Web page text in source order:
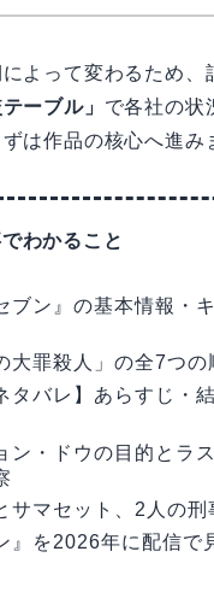
よって変わるため、
ーブル」 で各社の状
は作品の核心へ進み
わかること
ブン』の基本情報・
大罪殺人」の全7つの
タバレ】あらすじ・
ン・ドウの目的とラ
サマセット、2人の刑
』を2026年に配信で